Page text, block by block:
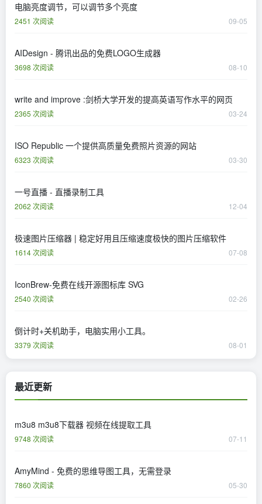
电脑亮度调节，可以调节多个亮度
2451 次阅读 09-05
AIDesign - 腾讯出品的免费LOGO生成器
3698 次阅读 08-10
write and improve :剑桥大学开发的提高英语写作水平的网页
2365 次阅读 03-24
​ISO Republic 一个提供高质量免费照片资源的网站
6323 次阅读 03-30
一号直播 - 直播录制工具
2062 次阅读 12-04
极速图片压缩器 | 稳定好用且压缩速度极快的图片压缩软件
1614 次阅读 07-08
IconBrew-免费在线开源图标库 SVG
2540 次阅读 02-26
倒计时+关机助手，电脑实用小工具。
3379 次阅读 08-01
最近更新
m3u8 m3u8下载器 视频在线提取工具
9748 次阅读 07-11
AmyMind - 免费的思维导图工具，无需登录
7860 次阅读 05-30